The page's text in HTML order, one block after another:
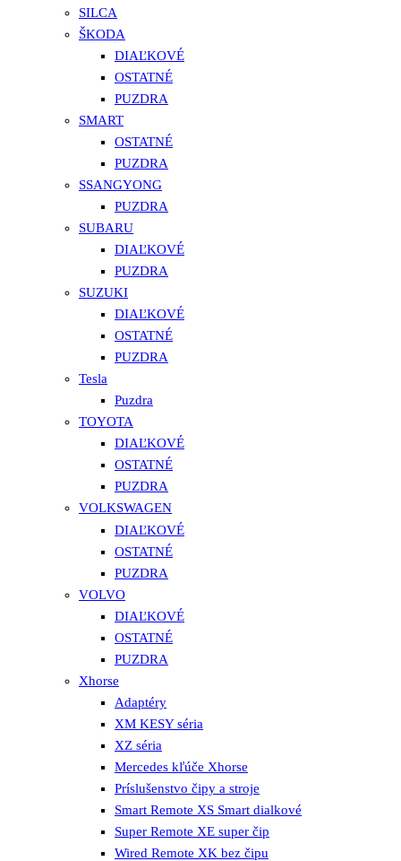
SILCA
ŠKODA
DIAĽKOVÉ
OSTATNÉ
PUZDRA
SMART
OSTATNÉ
PUZDRA
SSANGYONG
PUZDRA
SUBARU
DIAĽKOVÉ
PUZDRA
SUZUKI
DIAĽKOVÉ
OSTATNÉ
PUZDRA
Tesla
Puzdra
TOYOTA
DIAĽKOVÉ
OSTATNÉ
PUZDRA
VOLKSWAGEN
DIAĽKOVÉ
OSTATNÉ
PUZDRA
VOLVO
DIAĽKOVÉ
OSTATNÉ
PUZDRA
Xhorse
Adaptéry
XM KESY séria
XZ séria
Mercedes kľúče Xhorse
Príslušenstvo čipy a stroje
Smart Remote XS Smart dialkové
Super Remote XE super čip
Wired Remote XK bez čipu